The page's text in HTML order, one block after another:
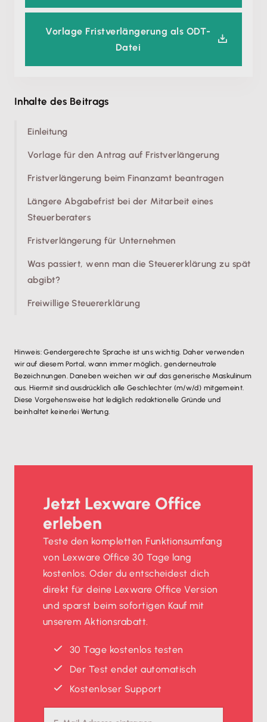
Vorlage Fristverlängerung als ODT-
Datei
Inhalte des Beitrags
Einleitung
Vorlage für den Antrag auf Fristverlängerung
Fristverlängerung beim Finanzamt beantragen
Längere Abgabefrist bei der Mitarbeit eines
Steuerberaters
Fristverlängerung für Unternehmen
Was passiert, wenn man die Steuererklärung zu spät
abgibt?
Freiwillige Steuererklärung
Hinweis: Gendergerechte Sprache ist uns wichtig. Daher verwenden
wir auf diesem Portal, wann immer möglich, genderneutrale
Bezeichnungen. Daneben weichen wir auf das generische Maskulinum
aus. Hiermit sind ausdrücklich alle Geschlechter (m/w/d) mitgemeint.
Diese Vorgehensweise hat lediglich redaktionelle Gründe und
beinhaltet keinerlei Wertung.
Jetzt Lexware Office
erleben
Teste den kompletten Funktionsumfang
von Lexware Office 30 Tage lang
kostenlos. Oder du entscheidest dich
direkt für deine Lexware Office Version
und sparst beim sofortigen Kauf mit
unserem Aktionsrabatt.
30 Tage kostenlos testen
Der Test endet automatisch
Kostenloser Support